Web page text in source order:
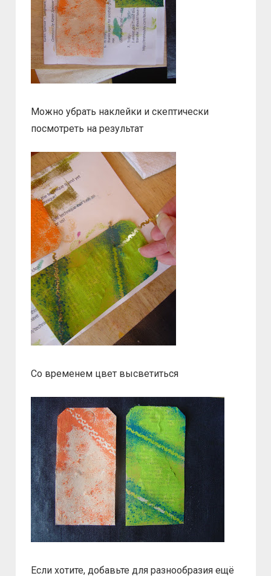
Можно убрать наклейки и скептически
посмотреть на результат
Со временем цвет высветиться
Если хотите, добавьте для разнообразия ещё